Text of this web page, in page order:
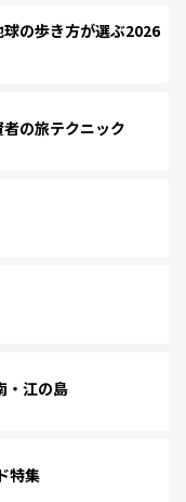
の歩き方が選ぶ2026
の旅テクニック
・江の島
特集